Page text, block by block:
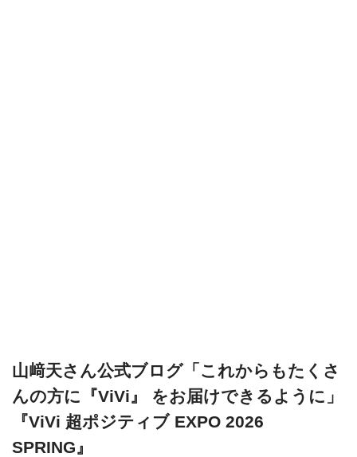
山﨑天さん公式ブログ「これからもたくさ
んの方に『ViVi』 をお届けできるように」
『ViVi 超ポジティブ EXPO 2026
SPRING』